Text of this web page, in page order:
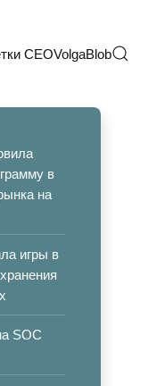
CEOVolgaBlob
в
на
игры в
SOC